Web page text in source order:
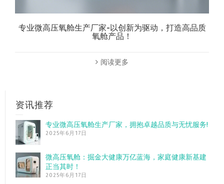
专业微高压氧舱生产厂家-以创新为驱动，打造高品质
氧舱产品！
阅读更多
资讯推荐
专业微高压氧舱生产厂家，拥抱卓越品质与无忧服务!
2025年6月17日
微高压氧舱：掘金大健康万亿蓝海，家庭健康新基建
正当其时！
2025年6月17日